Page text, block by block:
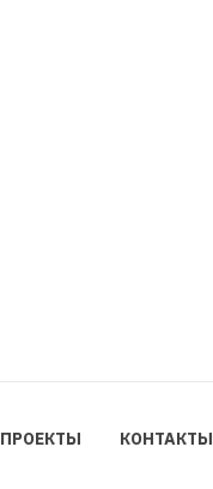
ПРОЕКТЫ КОНТАКТЫ